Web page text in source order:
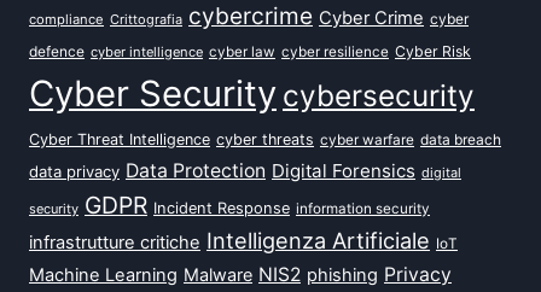
compliance Crittografia cybercrime Cyber Crime cyber
defence cyber intelligence cyber law cyber resilience Cyber Risk
Cyber Security cybersecurity
Cyber Threat Intelligence cyber threats cyber warfare data breach
data privacy Data Protection Digital Forensics digital
security GDPR Incident Response information security
infrastrutture critiche Intelligenza Artificiale IoT
Machine Learning Malware NIS2 phishing Privacy